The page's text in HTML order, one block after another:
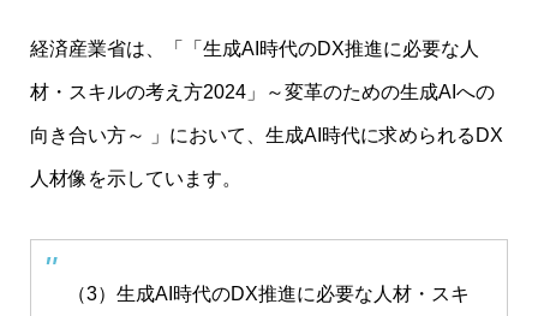
経済産業省は、「 「生成AI時代のDX推進に必要な人
材・スキルの考え方2024」～変革のための生成AIへの
向き合い方～ 」において、生成AI時代に求められるDX
人材像を示しています。
（3）生成AI時代のDX推進に必要な人材・スキ